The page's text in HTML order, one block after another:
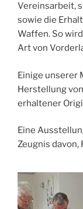
Vereinsarbeit,
sowie die
Waffen. So
Art von
Einige unserer
Herstellung
erhaltener
Eine
Zeugnis davon,